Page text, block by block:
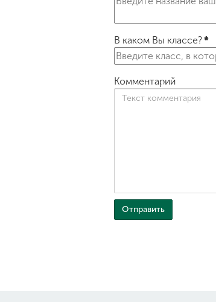
В каком Вы классе?*
Комментарий